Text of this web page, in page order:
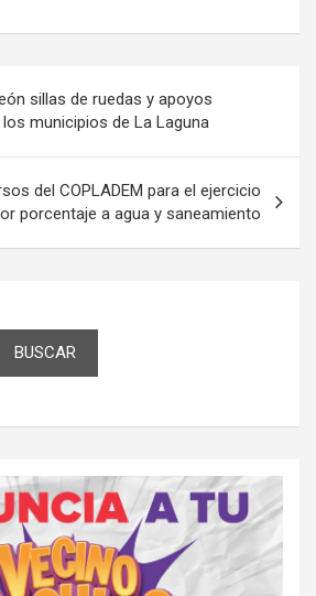
sillas de ruedas y apoyos
municipios de La Laguna
del COPLADEM para el ejercicio
porcentaje a agua y saneamiento
BUSCAR